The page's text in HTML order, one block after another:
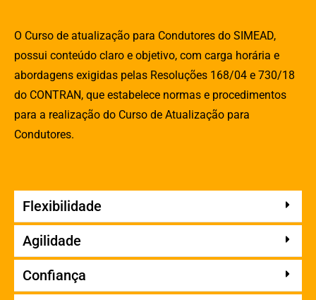
O Curso de atualização para Condutores do SIMEAD,
possui conteúdo claro e objetivo, com carga horária e
abordagens exigidas pelas Resoluções 168/04 e 730/18
do CONTRAN, que estabelece normas e procedimentos
para a realização do Curso de Atualização para
Condutores.
Flexibilidade
Agilidade
Confiança